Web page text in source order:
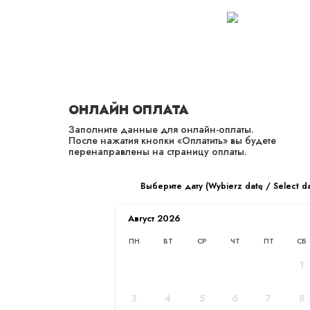
О КОМПАНИИ
ОНЛАЙН ОПЛАТА
Заполните данные для онлайн-оплаты.
После нажатия кнопки «Оплатить» вы будете
перенаправлены на страницу оплаты.
Выберите дату (Wybierz datę / Select
Август 2026
ПН ВТ СР ЧТ ПТ СБ
1
3 4 5 6 7 8